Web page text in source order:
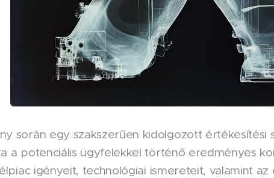
során egy szakszerűen kidolgozott értékesítési
a potenciális ügyfelekkel történő eredményes
igényeit, technológiai ismereteit, valamint